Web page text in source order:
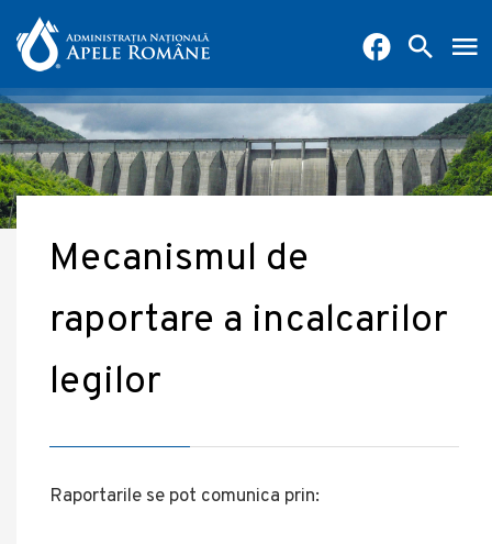
Mecanismul de
raportare a incalcarilor
legilor
Raportarile se pot comunica prin: